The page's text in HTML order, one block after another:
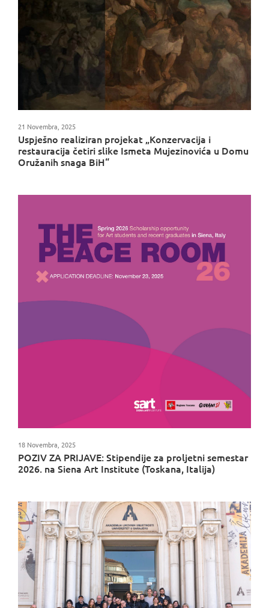
Uspješno realiziran projekat „Konzervacija i
restauracija četiri slike Ismeta Mujezinovića u Domu
Oružanih snaga BiH“
21 Novembra, 2025
POZIV ZA PRIJAVE: Stipendije za proljetni semestar
2026. na Siena Art Institute (Toskana, Italija)
18 Novembra, 2025